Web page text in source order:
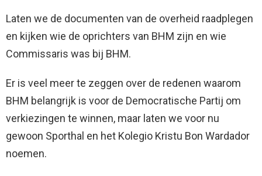
Laten we de documenten van de overheid raadplegen
en kijken wie de oprichters van BHM zijn en wie
Commissaris was bij BHM.
Er is veel meer te zeggen over de redenen waarom
BHM belangrijk is voor de Democratische Partij om
verkiezingen te winnen, maar laten we voor nu
gewoon Sporthal en het Kolegio Kristu Bon Wardador
noemen.